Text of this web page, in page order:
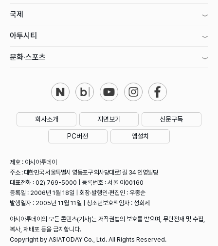
국제
아투시티
문화·스포츠
회사소개 지면보기 신문구독
PC버전 앱설치
제호 : 아시아투데이
주소 : 대한민국 서울특별시 영등포구 의사당대로1길 34 인영빌딩
대표전화 : 02) 769-5000 | 등록번호 : 서울 아00160
등록일 : 2006년 1월 18일 | 회장·발행인·편집인 : 우종순
발행일자 : 2005년 11월 11일 | 청소년보호책임자 : 성희제
아시아투데이의 모든 콘텐츠(기사)는 저작권법의 보호를 받으며, 무단전재 및 수집,
복사, 재배포 등을 금지합니다.
Copyright by ASIATODAY Co., Ltd. All Rights Reserved.